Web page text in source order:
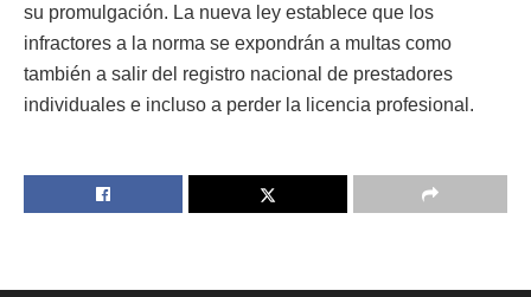
su promulgación. La nueva ley establece que los
infractores a la norma se expondrán a multas como
también a salir del registro nacional de prestadores
individuales e incluso a perder la licencia profesional.